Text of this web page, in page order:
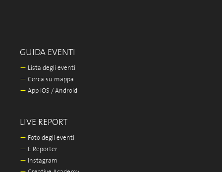
GUIDA EVENTI
— Lista degli eventi
— Cerca su mappa
— App iOS / Android
LIVE REPORT
— Foto degli eventi
— E.Reporter
— Instagram